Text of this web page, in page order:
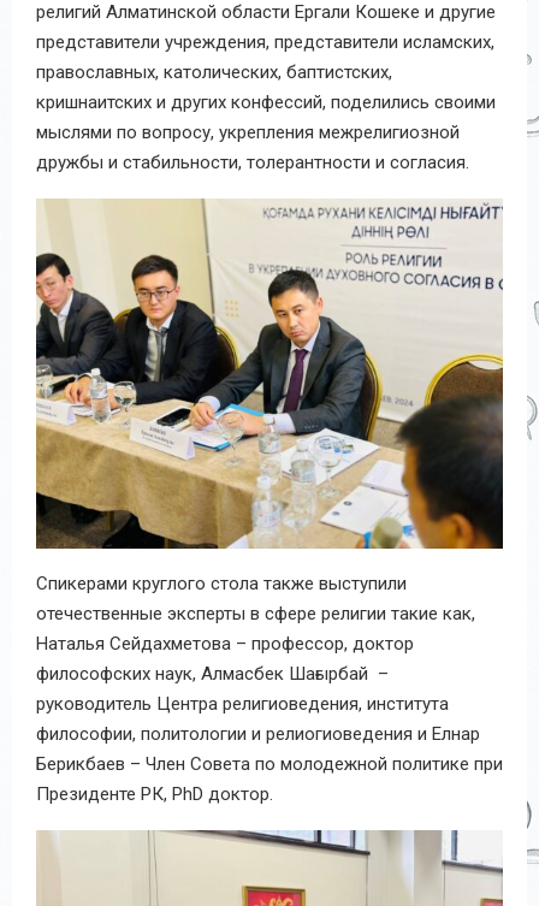
религий Алматинской области Ергали Кошеке и другие
представители учреждения, представители исламских,
православных, католических, баптистских,
кришнаитских и других конфессий, поделились своими
мыслями по вопросу, укрепления межрелигиозной
дружбы и стабильности, толерантности и согласия.
Спикерами круглого стола также выступили
отечественные эксперты в сфере религии такие как,
Наталья Сейдахметова – профессор, доктор
философских наук, Алмасбек Шағырбай –
руководитель Центра религиоведения, института
философии, политологии и релиогиоведения и Елнар
Берикбаев – Член Совета по молодежной политике при
Президенте РК, PhD доктор.